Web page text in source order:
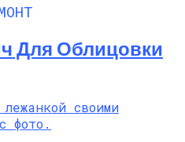
Для Облицовки